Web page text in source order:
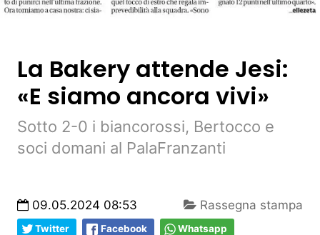
La Bakery attende Jesi:
«E siamo ancora vivi»
Sotto 2-0 i biancorossi, Bertocco e
soci domani al PalaFranzanti
09.05.2024 08:53 Rassegna stampa
Twitter Facebook Whatsapp